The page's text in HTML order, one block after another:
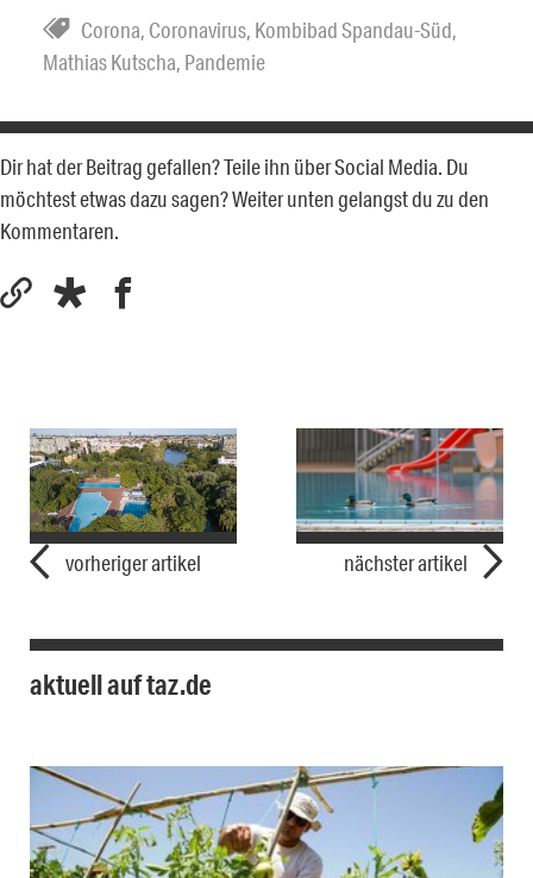
Corona, Coronavirus, Kombibad Spandau-Süd,
Mathias Kutscha, Pandemie
Dir hat der Beitrag gefallen? Teile ihn über Social Media. Du
möchtest etwas dazu sagen? Weiter unten gelangst du zu den
Kommentaren.
vorheriger artikel nächster artikel
aktuell auf taz.de